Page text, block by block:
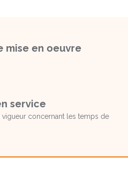
mise en oeuvre
service
vigueur concernant les temps de